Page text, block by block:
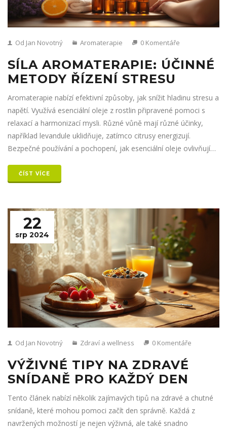
Od Jan Novotný Aromaterapie 0 Komentáře
SÍLA AROMATERAPIE: ÚČINNÉ
METODY ŘÍZENÍ STRESU
Aromaterapie nabízí efektivní způsoby, jak snížit hladinu stresu a
napětí. Využívá esenciální oleje z rostlin připravené pomoci s
relaxací a harmonizací mysli. Různé vůně mají různé účinky,
například levandule uklidňuje, zatímco citrusy energizují.
Bezpečné používání a pochopení, jak esenciální oleje ovlivňují
ČÍST VÍCE
22
srp 2024
Od Jan Novotný Zdraví a wellness 0 Komentáře
VÝŽIVNÉ TIPY NA ZDRAVÉ
SNÍDANĚ PRO KAŽDÝ DEN
Tento článek nabízí několik zajímavých tipů na zdravé a chutné
snídaně, které mohou pomoci začít den správně. Každá z
navržených možností je nejen výživná, ale také snadno